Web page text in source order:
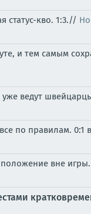
статус-кво. 1:3.//
и тем самым
ведут
по правилам.
вне